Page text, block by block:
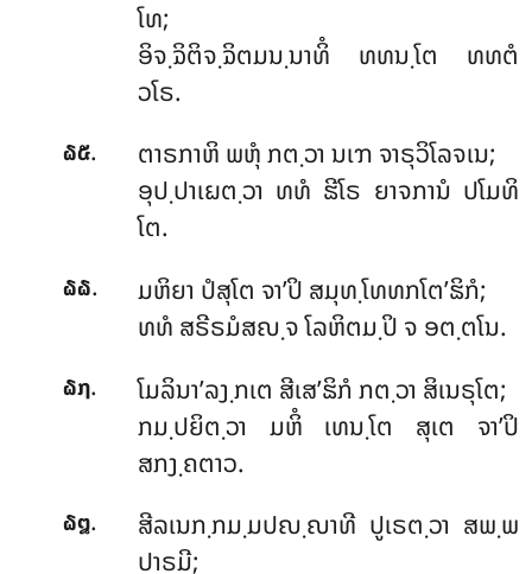
ໂທ;
ອິຈ຺ຉິຕິຈ຺ຉິຕມນ຺ນາທິໍ ທທນ຺ໂຕ ທທຕໍ
ວໂຣ.
໖໕.
ຕາຣກາຫິ ພຫຸໍ ກຕ຺ວາ ນເຠ ຈາຣຸວິໂລຈເນ;
ອຸປ຺ປາເຏຕ຺ວາ ທທໍ ຘີໂຣ ຍາຈການໍ ປໂມທິ
ໂຕ.
໖໖.
ມຫິຍາ ປໍສຸໂຕ ຈາ’ປິ ສມຸທ຺ໂທທກໂຕ’ຘິກໍ;
ທທໍ ສຣີຣມໍສຎ຺ຈ ໂລຫິຕມ຺ປິ ຈ ອຕ຺ຕໂນ.
໖໗.
ໂມລິນາ’ລງ຺ກເຕ ສີເສ’ຘິກໍ ກຕ຺ວາ ສິເນຣຸໂຕ;
ກມ຺ປຍິຕ຺ວາ ມຫິໍ ເທນ຺ໂຕ ສຸເຕ ຈາ’ປິ
ສກງ຺ຄຕາວ.
໖໘.
ສີລເນກ຺ກມ຺ມປຎ຺ຎາທີ ປູເຣຕ຺ວາ ສພ຺ພ
ປາຣມີ;